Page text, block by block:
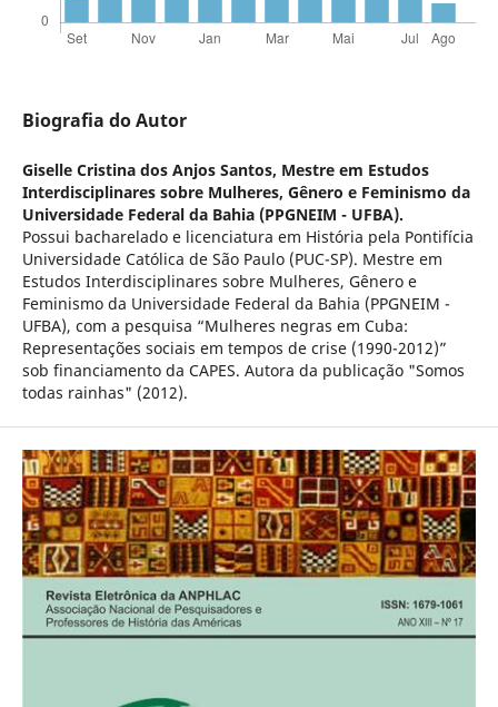
Biografia do Autor
Giselle Cristina dos Anjos Santos, Mestre em Estudos
Interdisciplinares sobre Mulheres, Gênero e Feminismo da
Universidade Federal da Bahia (PPGNEIM - UFBA).
Possui bacharelado e licenciatura em História pela Pontifícia
Universidade Católica de São Paulo (PUC-SP). Mestre em
Estudos Interdisciplinares sobre Mulheres, Gênero e
Feminismo da Universidade Federal da Bahia (PPGNEIM -
UFBA), com a pesquisa “Mulheres negras em Cuba:
Representações sociais em tempos de crise (1990-2012)”
sob financiamento da CAPES. Autora da publicação "Somos
todas rainhas" (2012).